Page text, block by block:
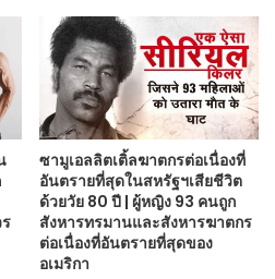
ซามูเอลลิตเติ้ลฆาตกรต่อเนื่องที่
อันตรายที่สุดในสหรัฐฯเสียชีวิต
ด้วยวัย 80 ปี | ผู้หญิง 93 คนถูก
สังหารทรมานและสังหารฆาตกร
ต่อเนื่องที่อันตรายที่สุดของ
อเมริกา